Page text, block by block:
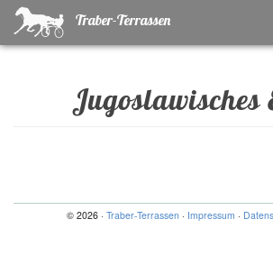
Traber-Terrassen
Jugoslawisches
© 2026 · Traber-Terrassen · Impressum ·